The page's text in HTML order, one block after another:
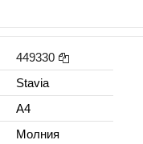
449330
Stavia
A4
Молния